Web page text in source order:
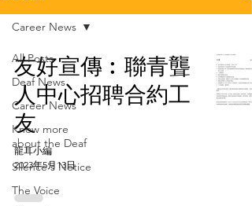
All Posts
Deaf News
Career News
Know more
about the Deaf
Silence's Notice
The Voice
Career News
友好宣傳︰聯青聾
人中心招聘合約工
友
龍耳小編
2023年5月13日